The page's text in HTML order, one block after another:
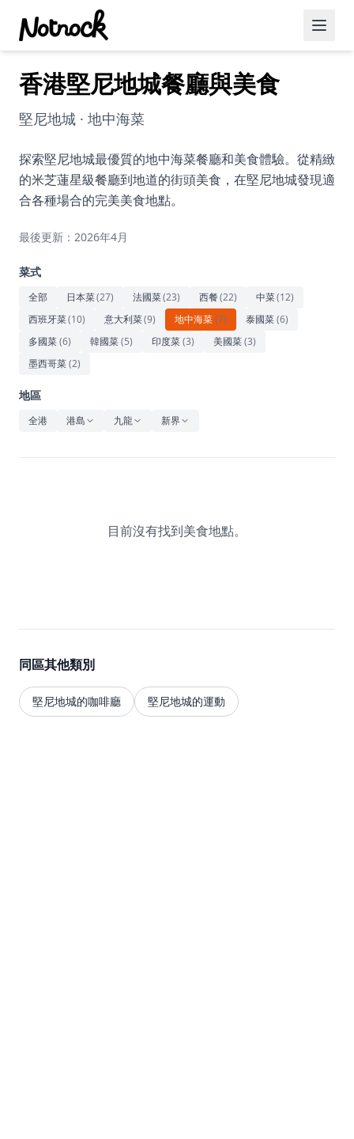
精選活動
博客文章
約會好去處
美食佳餚
藝術文化
休閒
音樂
香港堅尼地城餐廳與美食
堅尼地城 · 地中海菜
探索堅尼地城最優質的地中海菜餐廳和美食體驗。從精緻
的米芝蓮星級餐廳到地道的街頭美食，在堅尼地城發現適
合各種場合的完美美食地點。
最後更新：2026年4月
菜式
全部 日本菜(27) 法國菜(23) 西餐(22) 中菜(12)
西班牙菜(10) 意大利菜(9) 地中海菜(7) 泰國菜(6)
多國菜(6) 韓國菜(5) 印度菜(3) 美國菜(3)
墨西哥菜(2)
地區
全港 港島 九龍 新界
目前沒有找到美食地點。
同區其他類別
堅尼地城的咖啡廳 堅尼地城的運動